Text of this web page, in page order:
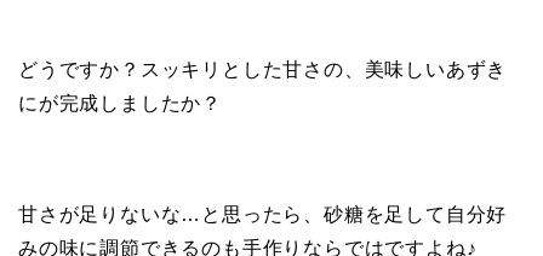
どうですか？スッキリとした甘さの、美味しいあずき
にが完成しましたか？
甘さが足りないな…と思ったら、砂糖を足して自分好
みの味に調節できるのも手作りならではですよね♪